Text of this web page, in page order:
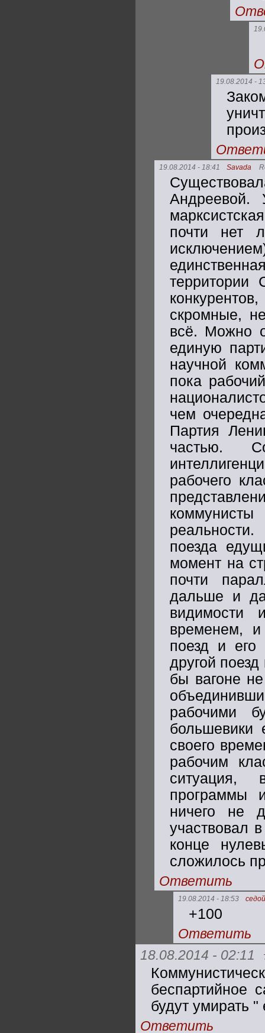
19.08.2014 -
19.08.2014 - 18:41 Savada
Андреевой.
почти нет
скромные,
всё. Можно
единую
научной
пока
чем
Партия
частью.
рабочего
поезда
момент на
почти
дальше и
видимости
временем, и
поезд и его
другой
бы вагоне
рабочими
большевики
своего
рабочим
ситуация,
программы
ничего не
участвовал
конце
сложилось
Ответить
19.08.2014 - 18:53 седой
+100
Ответить
18.08.2014 - 02:11
беспартийное
будут умирать
Ответить